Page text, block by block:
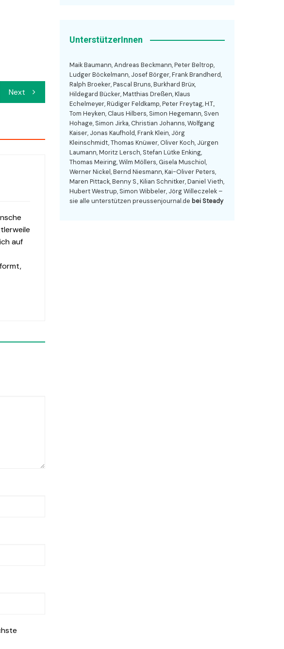
Next
auf
UnterstützerInnen
Maik Baumann, Andreas Beckmann, Peter Beltrop,
Ludger Böckelmann, Josef Börger, Frank Brandherd,
Ralph Broeker, Pascal Bruns, Burkhard Brüx,
Hildegard Bücker, Matthias Dreßen, Klaus
Echelmeyer, Rüdiger Feldkamp, Peter Freytag, H.T.,
Tom Heyken, Claus Hilbers, Simon Hegemann, Sven
Hohage, Simon Jirka, Christian Johanns, Wolfgang
Kaiser, Jonas Kaufhold, Frank Klein, Jörg
Kleinschmidt, Thomas Knüwer, Oliver Koch, Jürgen
Laumann, Moritz Lersch, Stefan Lütke Enking,
Thomas Meiring, Wilm Möllers, Gisela Muschiol,
Werner Nickel, Bernd Niesmann, Kai-Oliver Peters,
Maren Pittack, Benny S., Kilian Schnitker, Daniel Vieth,
Hubert Westrup, Simon Wibbeler, Jörg Willeczelek –
sie alle unterstützen preussenjournal.de bei Steady